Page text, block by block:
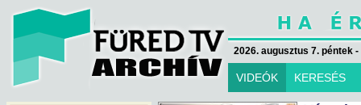
2026. augusztus 7. péntek
VIDEÓK KERESÉS